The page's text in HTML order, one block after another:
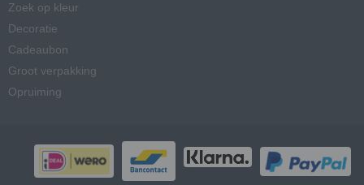
Zoek op kleur
Decoratie
Cadeaubon
Groot verpakking
Opruiming